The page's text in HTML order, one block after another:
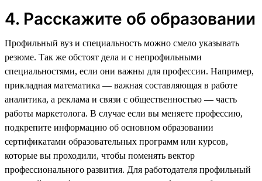
4. Расскажите об образовании
Профильный вуз и специальность можно смело указывать
резюме. Так же обстоят дела и с непрофильными
специальностями, если они важны для профессии. Например,
прикладная математика — важная составляющая в работе
аналитика, а реклама и связи с общественностью — часть
работы маркетолога. В случае если вы меняете профессию,
подкрепите информацию об основном образовании
сертификатами образовательных программ или курсов,
которые вы проходили, чтобы поменять вектор
профессионального развития. Для работодателя профильный